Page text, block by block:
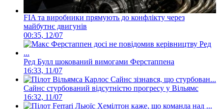
FIA та виробники прямують до конфлікту через
майбутнє двигунів
00:35, 12/07
Ред Булл шокований вимогами Ферстаппена
16:33, 11/07
Сайнс стурбований відсутністю прогресу у Вільямс
16:32, 11/07